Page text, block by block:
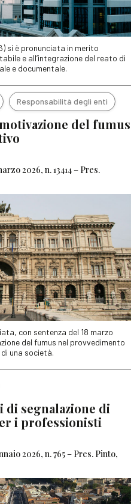
si è pronunciata in merito
e all’integrazione del reato di
e documentale.
Responsabilità degli enti
del fumus
2026, n. 13414 – Pres.
con sentenza del 18 marzo
del fumus nel provvedimento
una società.
segnalazione di
i professionisti
2026, n. 765 – Pres. Pinto,